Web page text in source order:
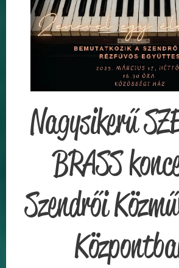
Nagysikerű
BRASS
Szendrői